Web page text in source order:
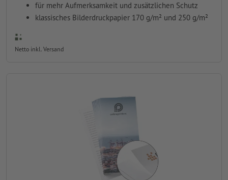
für mehr Aufmerksamkeit und zusätzlichen Schutz
klassisches Bilderdruckpapier 170 g/m² und 250 g/m²
Netto inkl. Versand